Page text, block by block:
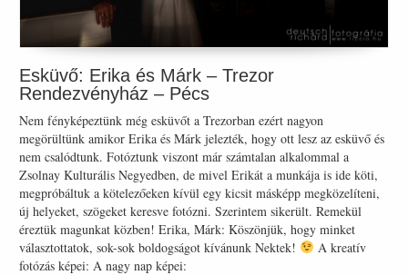
Esküvő: Erika és Márk – Trezor
Rendezvényház – Pécs
Nem fényképeztünk még esküvőt a Trezorban ezért nagyon
megörültünk amikor Erika és Márk jelezték, hogy ott lesz az esküvő és
nem csalódtunk. Fotóztunk viszont már számtalan alkalommal a
Zsolnay Kulturális Negyedben, de mivel Erikát a munkája is ide köti,
megpróbáltuk a kötelezőeken kívül egy kicsit másképp megközelíteni,
új helyeket, szögeket keresve fotózni. Szerintem sikerült. Remekül
éreztük magunkat közben! Erika, Márk: Köszönjük, hogy minket
választottatok, sok-sok boldogságot kívánunk Nektek!
A kreatív
fotózás képei: A nagy nap képei: